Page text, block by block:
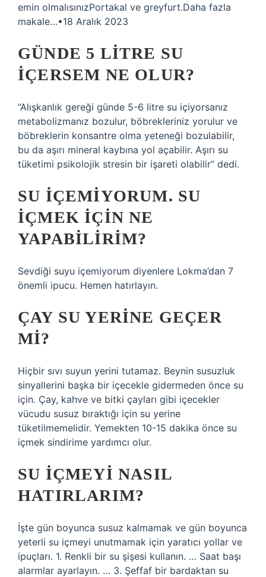
emin olmalısınızPortakal ve greyfurt.Daha fazla
makale…•18 Aralık 2023
GÜNDE 5 LITRE SU
IÇERSEM NE OLUR?
“Alışkanlık gereği günde 5-6 litre su içiyorsanız
metabolizmanız bozulur, böbrekleriniz yorulur ve
böbreklerin konsantre olma yeteneği bozulabilir,
bu da aşırı mineral kaybına yol açabilir. Aşırı su
tüketimi psikolojik stresin bir işareti olabilir” dedi.
SU IÇEMIYORUM. SU
IÇMEK IÇIN NE
YAPABILIRIM?
Sevdiği suyu içemiyorum diyenlere Lokma’dan 7
önemli ipucu. Hemen hatırlayın.
ÇAY SU YERINE GEÇER
MI?
Hiçbir sıvı suyun yerini tutamaz. Beynin susuzluk
sinyallerini başka bir içecekle gidermeden önce su
için. Çay, kahve ve bitki çayları gibi içecekler
vücudu susuz bıraktığı için su yerine
tüketilmemelidir. Yemekten 10-15 dakika önce su
içmek sindirime yardımcı olur.
SU IÇMEYI NASIL
HATIRLARIM?
İşte gün boyunca susuz kalmamak ve gün boyunca
yeterli su içmeyi unutmamak için yaratıcı yollar ve
ipuçları. 1. Renkli bir su şişesi kullanın. … Saat başı
alarmlar ayarlayın. … 3. Şeffaf bir bardaktan su